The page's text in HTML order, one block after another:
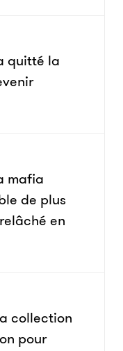
quitté la
mafia
de plus
en
collection
pour